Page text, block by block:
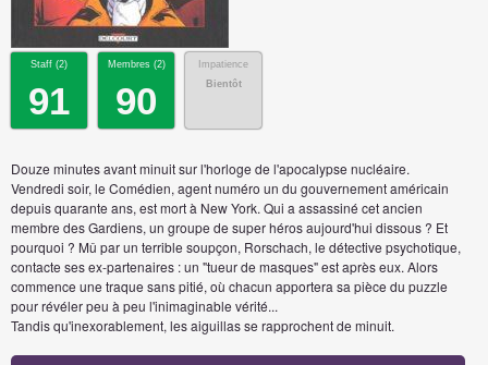
Staff (2)
91
Membres (2)
90
Impatience
Bientôt
Douze minutes avant minuit sur l'horloge de l'apocalypse nucléaire.
Vendredi soir, le Comédien, agent numéro un du gouvernement américain
depuis quarante ans, est mort à New York. Qui a assassiné cet ancien
membre des Gardiens, un groupe de super héros aujourd'hui dissous ? Et
pourquoi ? Mû par un terrible soupçon, Rorschach, le détective psychotique,
contacte ses ex-partenaires : un "tueur de masques" est après eux. Alors
commence une traque sans pitié, où chacun apportera sa pièce du puzzle
pour révéler peu à peu l'inimaginable vérité...
Tandis qu'inexorablement, les aiguillas se rapprochent de minuit.